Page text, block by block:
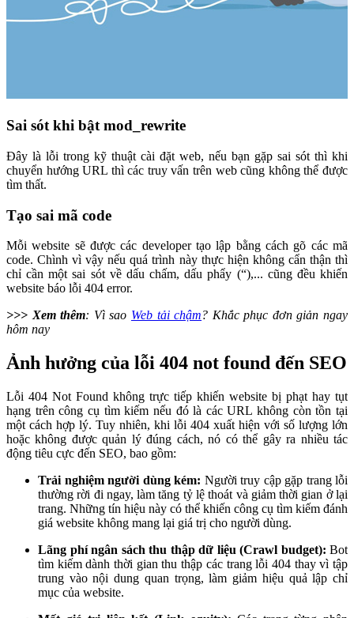
Sai sót khi bật mod_rewrite
Đây là lỗi trong kỹ thuật cài đặt web, nếu bạn gặp sai sót thì khi
chuyển hướng URL thì các truy vấn trên web cũng không thể được
tìm thất.
Tạo sai mã code
Mỗi website sẽ được các developer tạo lập bằng cách gõ các mã
code. Chình vì vậy nếu quá trình này thực hiện không cẩn thận thì
chỉ cần một sai sót về dấu chấm, dấu phẩy (“),... cũng đều khiến
website báo lỗi 404 error.
>>> Xem thêm: Vì sao Web tải chậm? Khắc phục đơn giản ngay
hôm nay
Ảnh hưởng của lỗi 404 not found đến SEO
Lỗi 404 Not Found không trực tiếp khiến website bị phạt hay tụt
hạng trên công cụ tìm kiếm nếu đó là các URL không còn tồn tại
một cách hợp lý. Tuy nhiên, khi lỗi 404 xuất hiện với số lượng lớn
hoặc không được quản lý đúng cách, nó có thể gây ra nhiều tác
động tiêu cực đến SEO, bao gồm:
Trải nghiệm người dùng kém: Người truy cập gặp trang lỗi
thường rời đi ngay, làm tăng tỷ lệ thoát và giảm thời gian ở lại
trang. Những tín hiệu này có thể khiến công cụ tìm kiếm đánh
giá website không mang lại giá trị cho người dùng.
Lãng phí ngân sách thu thập dữ liệu (Crawl budget): Bot
tìm kiếm dành thời gian thu thập các trang lỗi 404 thay vì tập
trung vào nội dung quan trọng, làm giảm hiệu quả lập chỉ
mục của website.